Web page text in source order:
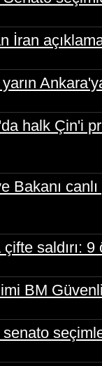
İran
halk Çin'i
Bakanı canlı
saldırı: 9
BM